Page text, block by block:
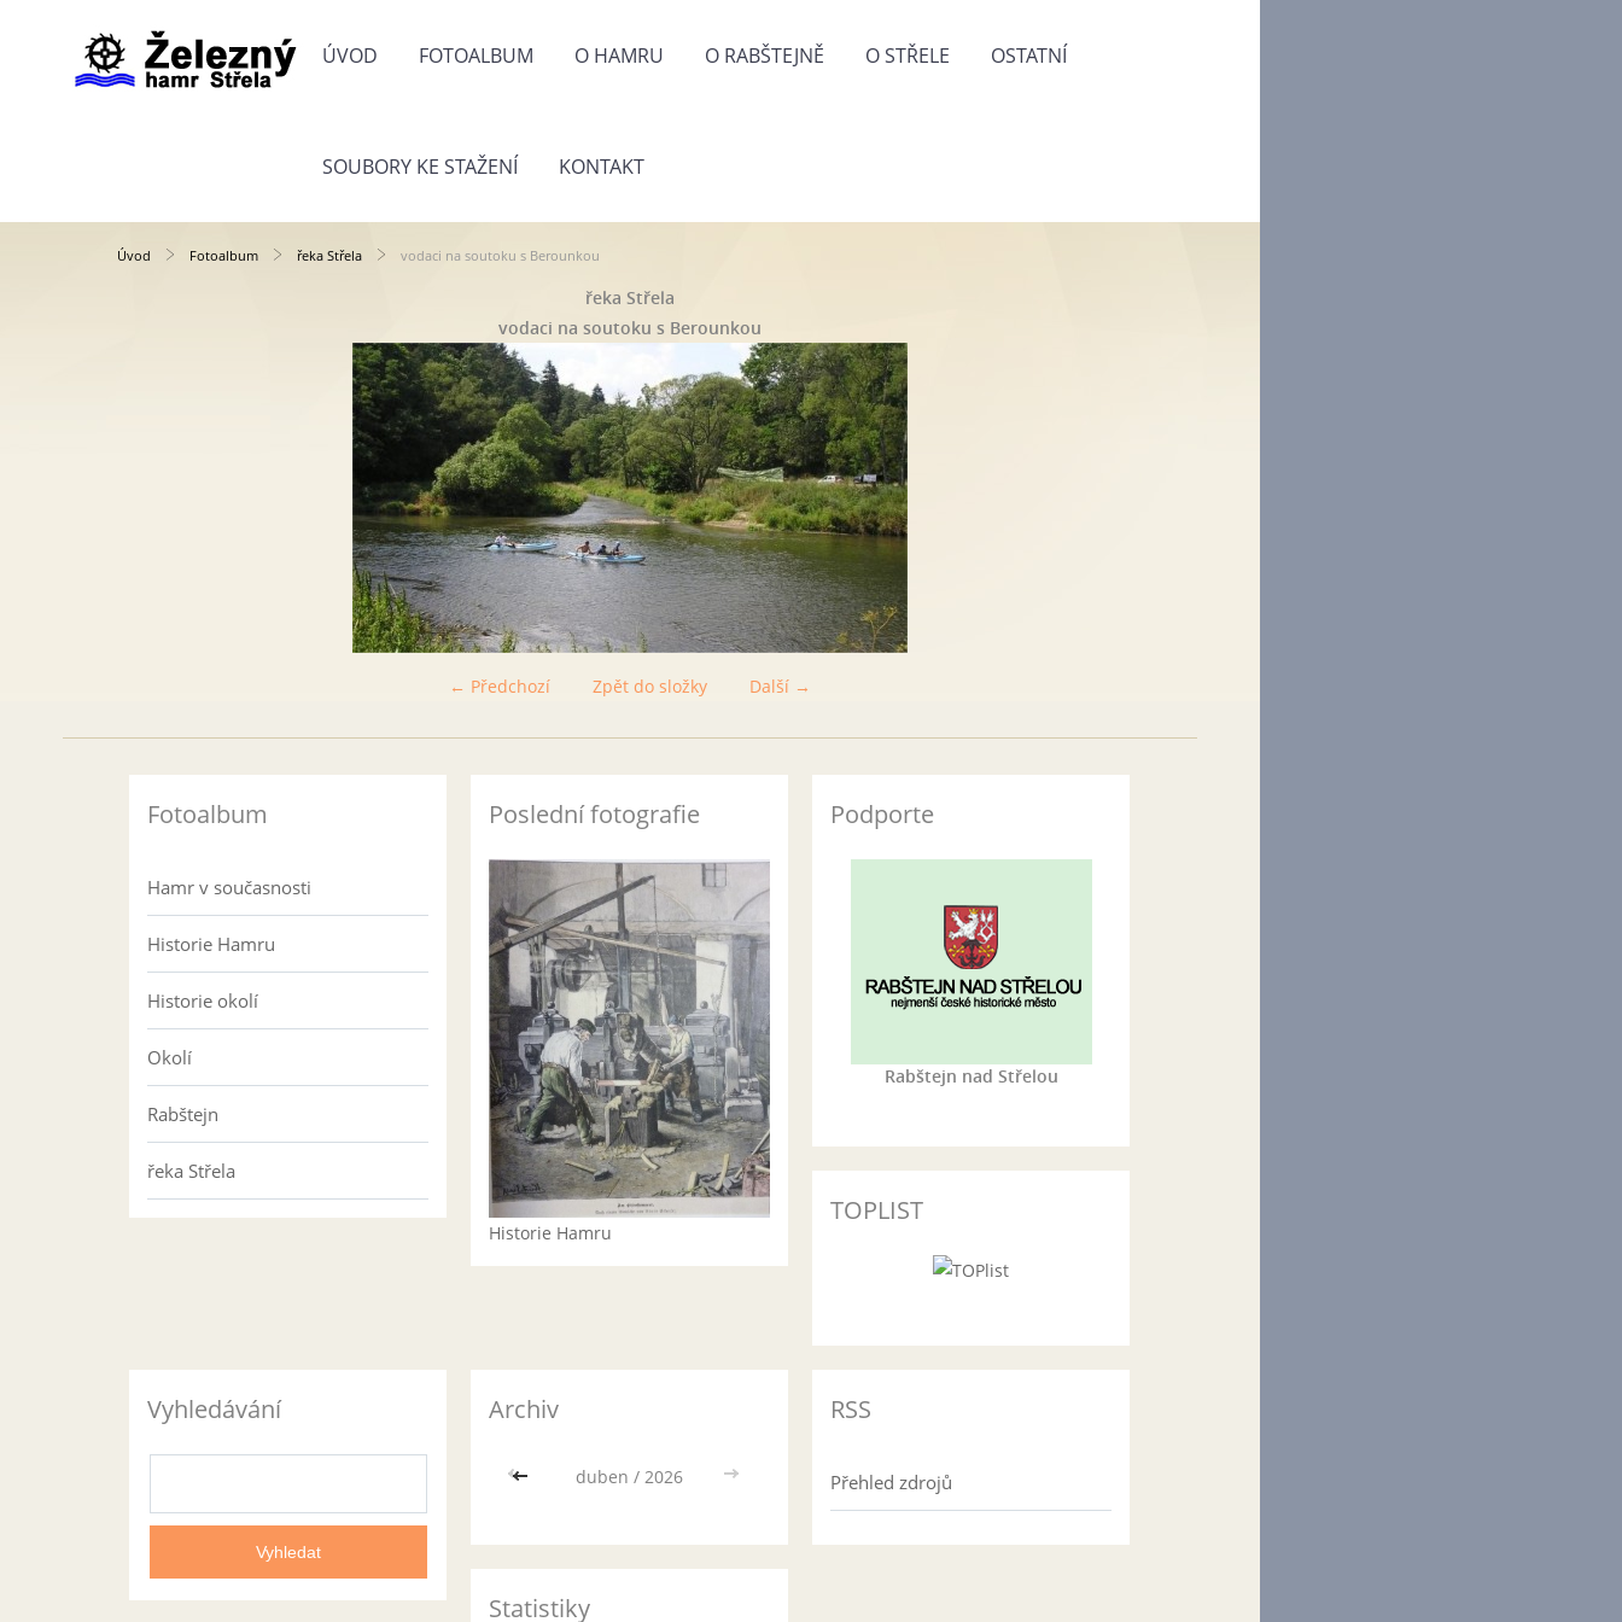
ÚVOD FOTOALBUM O HAMRU O RABŠTEJNĚ O STŘELE OSTATNÍ
SOUBORY KE STAŽENÍ KONTAKT
Úvod Fotoalbum řeka Střela vodaci na soutoku s Berounkou
řeka Střela
vodaci na soutoku s Berounkou
← Předchozí Další →
Zpět do složky
Fotoalbum
Hamr v současnosti
Historie Hamru
Historie okolí
Okolí
Rabštejn
řeka Střela
Poslední fotografie
Historie Hamru
Podporte
Rabštejn nad Střelou
TOPLIST
Vyhledávání Archiv
<< duben / 2026 >>
RSS
Přehled zdrojů
Statistiky